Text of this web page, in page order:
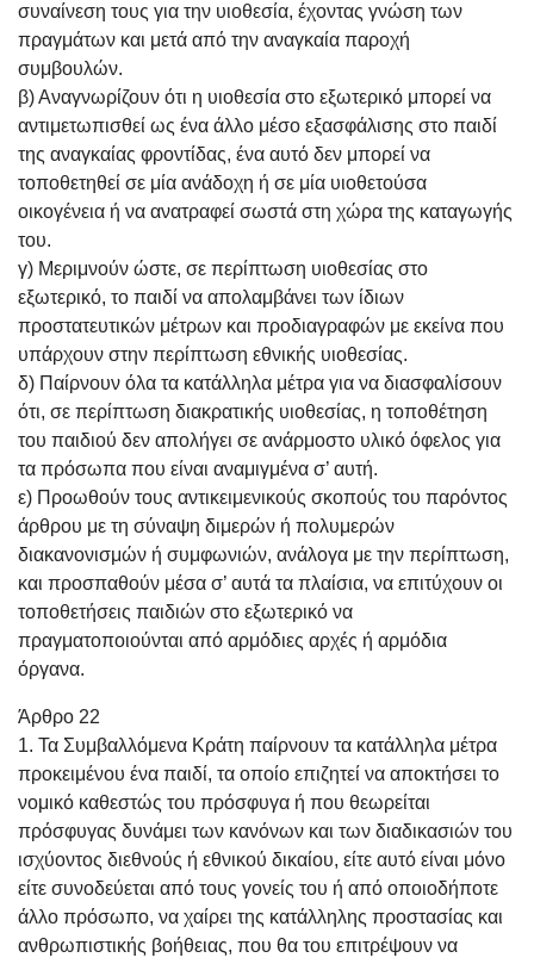
συναίνεση τους για την υιοθεσία, έχοντας γνώση των
πραγμάτων και μετά από την αναγκαία παροχή
συμβουλών.
β) Αναγνωρίζουν ότι η υιοθεσία στο εξωτερικό μπορεί να
αντιμετωπισθεί ως ένα άλλο μέσο εξασφάλισης στο παιδί
της αναγκαίας φροντίδας, ένα αυτό δεν μπορεί να
τοποθετηθεί σε μία ανάδοχη ή σε μία υιοθετούσα
οικογένεια ή να ανατραφεί σωστά στη χώρα της καταγωγής
του.
γ) Μεριμνούν ώστε, σε περίπτωση υιοθεσίας στο
εξωτερικό, το παιδί να απολαμβάνει των ίδιων
προστατευτικών μέτρων και προδιαγραφών με εκείνα που
υπάρχουν στην περίπτωση εθνικής υιοθεσίας.
δ) Παίρνουν όλα τα κατάλληλα μέτρα για να διασφαλίσουν
ότι, σε περίπτωση διακρατικής υιοθεσίας, η τοποθέτηση
του παιδιού δεν απολήγει σε ανάρμοστο υλικό όφελος για
τα πρόσωπα που είναι αναμιγμένα σ’ αυτή.
ε) Προωθούν τους αντικειμενικούς σκοπούς του παρόντος
άρθρου με τη σύναψη διμερών ή πολυμερών
διακανονισμών ή συμφωνιών, ανάλογα με την περίπτωση,
και προσπαθούν μέσα σ’ αυτά τα πλαίσια, να επιτύχουν οι
τοποθετήσεις παιδιών στο εξωτερικό να
πραγματοποιούνται από αρμόδιες αρχές ή αρμόδια
όργανα.
Άρθρο 22
1. Τα Συμβαλλόμενα Κράτη παίρνουν τα κατάλληλα μέτρα
προκειμένου ένα παιδί, τα οποίο επιζητεί να αποκτήσει το
νομικό καθεστώς του πρόσφυγα ή που θεωρείται
πρόσφυγας δυνάμει των κανόνων και των διαδικασιών του
ισχύοντος διεθνούς ή εθνικού δικαίου, είτε αυτό είναι μόνο
είτε συνοδεύεται από τους γονείς του ή από οποιοδήποτε
άλλο πρόσωπο, να χαίρει της κατάλληλης προστασίας και
ανθρωπιστικής βοήθειας, που θα του επιτρέψουν να